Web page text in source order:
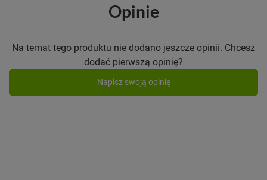
Opinie
Na temat tego produktu nie dodano jeszcze opinii. Chcesz
dodać pierwszą opinię?
Napisz swoją opinię